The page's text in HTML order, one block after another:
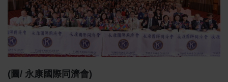
(圖/ 永康國際同濟會)